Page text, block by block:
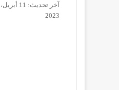
آخر تحديث: 11 أبريل،
2023